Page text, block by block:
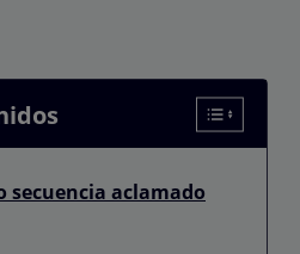
secuencia aclamado